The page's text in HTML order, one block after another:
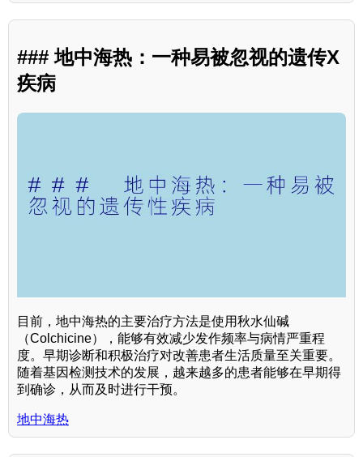
### 地中海热：一种易被忽视的遗传X
疾病
目前，地中海热的主要治疗方法是使用秋水仙碱
（Colchicine），能够有效减少发作频率与病情严重程
度。早期诊断和积极治疗对改善患者生活质量至关重要。
随着基因检测技术的发展，越来越多的患者能够在早期得
到确诊，从而及时进行干预。
地中海热